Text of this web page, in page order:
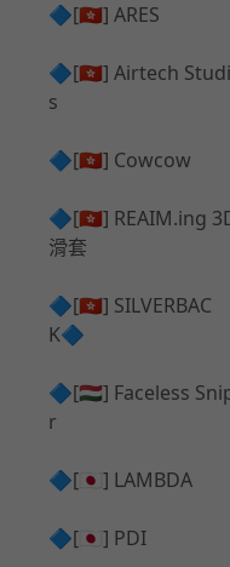
🔷[🇭🇰] ARES
🔷[🇭🇰] Airtech
s
VFC
G＆G
Krytac
KWA
Tokyo Marui
PROWIN
MAXX
SILVERBACK SRS
🔷[🇭🇰] Cowcow
TM Glock 系列
Action Army AAP01
UMAREX VFC 系列
KWA⧸KSC系列
🔷[🇭🇰] REAIM.ing
滑套
🔷[🇭🇰] SILVERBAC
K🔷
SRS ⧸ HTI 🟦 主體 ⧸
✅ 碳纖管 ⧸ 彈簧
TAC-41 👁️‍🗨️ 外觀 ⧸ 色彩
MDR-X 🟦 主體 ⧸ 彈匣
🔷[🇭🇺] Faceless
r
Mk23 ⧸ SSX23
SRS ⧸ HTI ⧸ TAC-41
🔷[🇯🇵] LAMBDA
Lambda 05 GBB 精
🔷[🇯🇵] PDI